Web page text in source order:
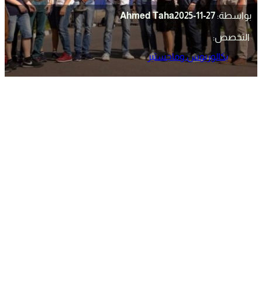
بواسطة: Ahmed Taha2025-11-27
التخصص:
بكالوريوس وماجستير